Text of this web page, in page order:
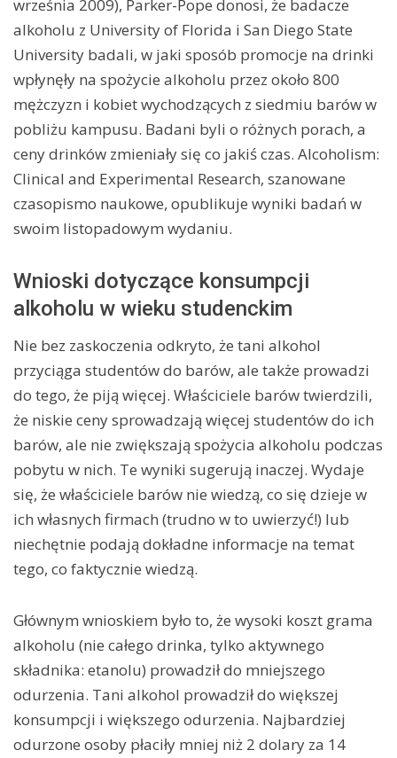
września 2009), Parker-Pope donosi, że badacze
alkoholu z University of Florida i San Diego State
University badali, w jaki sposób promocje na drinki
wpłynęły na spożycie alkoholu przez około 800
mężczyzn i kobiet wychodzących z siedmiu barów w
pobliżu kampusu. Badani byli o różnych porach, a
ceny drinków zmieniały się co jakiś czas. Alcoholism:
Clinical and Experimental Research, szanowane
czasopismo naukowe, opublikuje wyniki badań w
swoim listopadowym wydaniu.
Wnioski dotyczące konsumpcji
alkoholu w wieku studenckim
Nie bez zaskoczenia odkryto, że tani alkohol
przyciąga studentów do barów, ale także prowadzi
do tego, że piją więcej. Właściciele barów twierdzili,
że niskie ceny sprowadzają więcej studentów do ich
barów, ale nie zwiększają spożycia alkoholu podczas
pobytu w nich. Te wyniki sugerują inaczej. Wydaje
się, że właściciele barów nie wiedzą, co się dzieje w
ich własnych firmach (trudno w to uwierzyć!) lub
niechętnie podają dokładne informacje na temat
tego, co faktycznie wiedzą.
Głównym wnioskiem było to, że wysoki koszt grama
alkoholu (nie całego drinka, tylko aktywnego
składnika: etanolu) prowadził do mniejszego
odurzenia. Tani alkohol prowadził do większej
konsumpcji i większego odurzenia. Najbardziej
odurzone osoby płaciły mniej niż 2 dolary za 14